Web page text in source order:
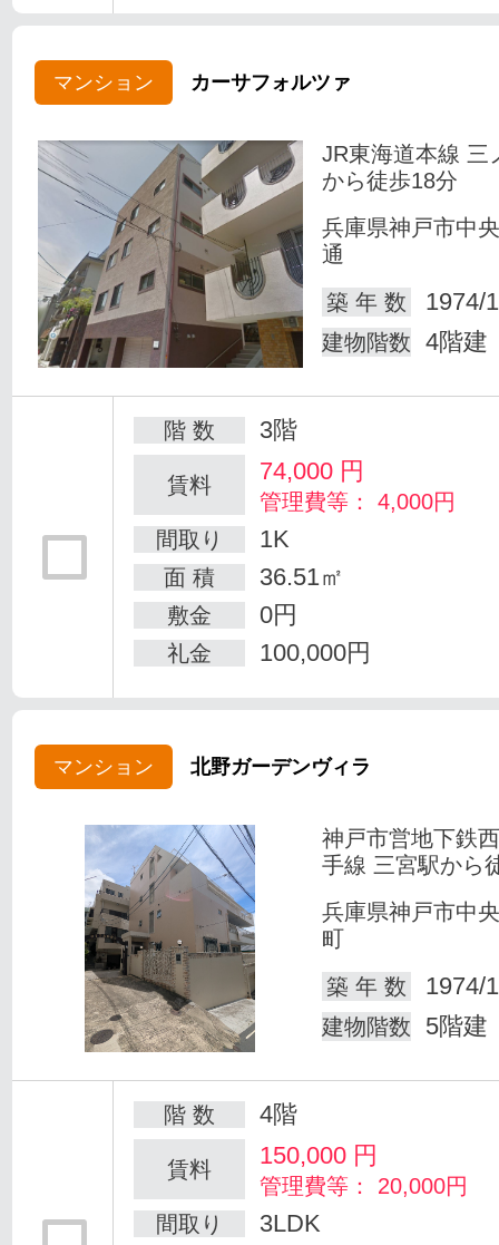
マンション カーサフォルツァ
JR東海道本線 三
から徒歩18分
兵庫県神戸市中
通
築 年 数
1974/
建物階数 4階建
階 数 3階
賃料 74,000 円
管理費等： 4,000円
間取り
1K
面 積 36.51㎡
敷金 0円
礼金 100,000円
マンション 北野ガーデンヴィラ
神戸市営地下鉄
手線 三宮駅から
兵庫県神戸市中
町
築 年 数
1974/
建物階数 5階建
階 数 4階
賃料 150,000 円
管理費等： 20,000円
間取り
3LDK